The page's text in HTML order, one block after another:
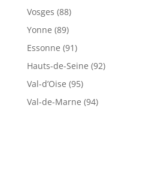
Vosges (88)
Yonne (89)
Essonne (91)
Hauts-de-Seine (92)
Val-d’Oise (95)
Val-de-Marne (94)